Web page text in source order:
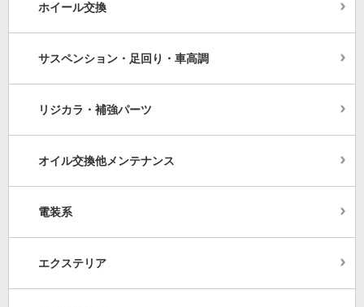
ホイール交換
サスペンション・足回り・車高調
リジカラ・補強パーツ
オイル交換他メンテナンス
電装系
エクステリア